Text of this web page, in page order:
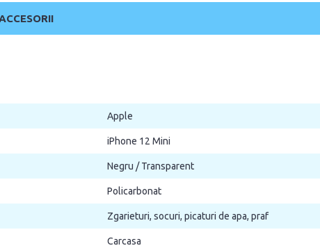
Apple
iPhone 12 Mini
Negru / Transparent
Policarbonat
Zgarieturi, socuri, picaturi de apa, praf
Carcasa